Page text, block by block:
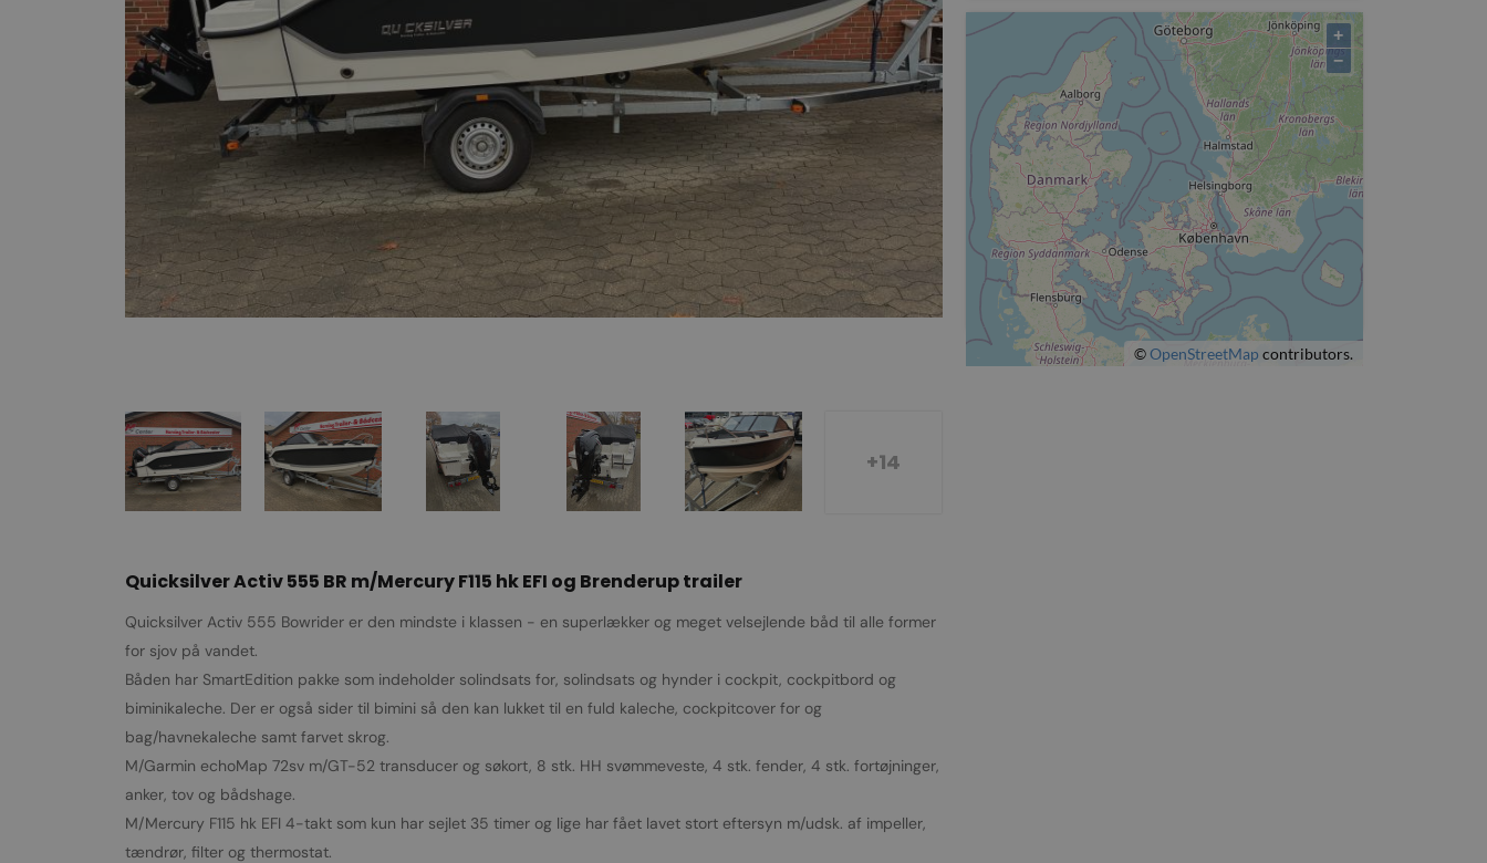
+14
+
−
©OpenStreetMap contributors.
Quicksilver Activ 555 BR m/Mercury F115 hk EFI og Brenderup trailer
Quicksilver Activ 555 Bowrider er den mindste i klassen - en superlækker og meget velsejlende båd til alle former
for sjov på vandet.
Båden har SmartEdition pakke som indeholder solindsats for, solindsats og hynder i cockpit, cockpitbord og
biminikaleche. Der er også sider til bimini så den kan lukket til en fuld kaleche, cockpitcover for og
bag/havnekaleche samt farvet skrog.
M/Garmin echoMap 72sv m/GT-52 transducer og søkort, 8 stk. HH svømmeveste, 4 stk. fender, 4 stk. fortøjninger,
anker, tov og bådshage.
M/Mercury F115 hk EFI 4-takt som kun har sejlet 35 timer og lige har fået lavet stort eftersyn m/udsk. af impeller,
tændrør, filter og thermostat.